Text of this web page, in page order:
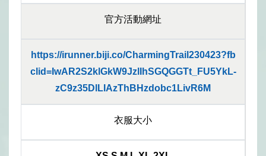
官方活動網址
https://irunner.biji.co/CharmingTrail230423?fb
clid=IwAR2S2klGkW9JzlIhSGQGGTt_FU5YkL-
zC9z35DlLIAzThBHzdobc1LivR6M
衣服大小